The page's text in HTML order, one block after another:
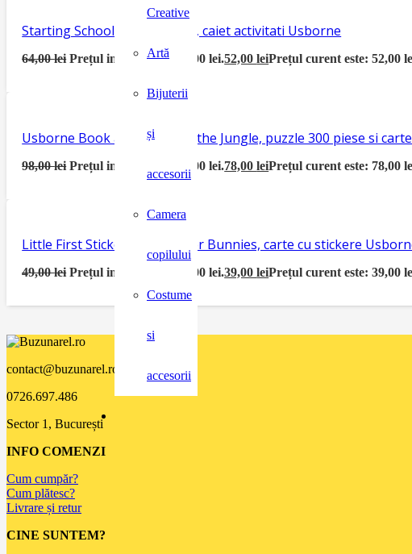
Creative
Artă
Bijuterii
și
accesorii
Camera
copilului
Costume
si
accesorii
Starting School Activity Book, caiet activitati Usborne
64,00lei Prețul inițial a fost: 64,00 lei.52,00leiPrețul curent este: 52,00
Usborne Book and Jigsaw In the Jungle, puzzle 300 piese si
98,00lei Prețul inițial a fost: 98,00 lei.78,00leiPrețul curent este: 78,00
Little First Sticker Book Easter Bunnies, carte cu stickere
49,00lei Prețul inițial a fost: 49,00 lei.39,00leiPrețul curent este: 39,00
contact@buzunarel.ro
0726.697.486
Sector 1, București
INFO COMENZI
Cum cumpăr?
Cum plătesc?
Livrare și retur
CINE SUNTEM?